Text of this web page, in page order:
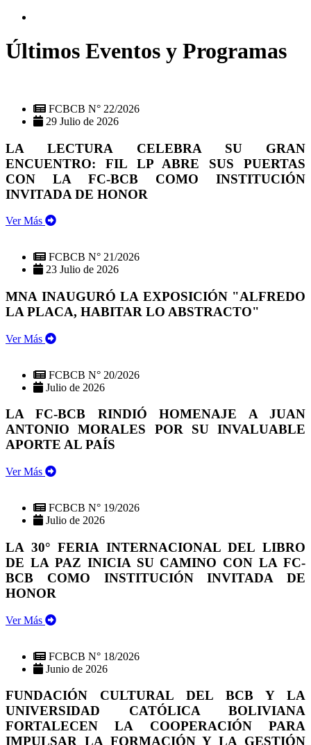
Últimos Eventos y Programas
FCBCB N° 22/2026
29 Julio de 2026
LA LECTURA CELEBRA SU GRAN
ENCUENTRO: FIL LP ABRE SUS PUERTAS
CON LA FC-BCB COMO INSTITUCIÓN
INVITADA DE HONOR
Ver Más
FCBCB N° 21/2026
23 Julio de 2026
MNA INAUGURÓ LA EXPOSICIÓN "ALFREDO
LA PLACA, HABITAR LO ABSTRACTO"
Ver Más
FCBCB N° 20/2026
Julio de 2026
LA FC-BCB RINDIÓ HOMENAJE A JUAN
ANTONIO MORALES POR SU INVALUABLE
APORTE AL PAÍS
Ver Más
FCBCB N° 19/2026
Julio de 2026
LA 30° FERIA INTERNACIONAL DEL LIBRO
DE LA PAZ INICIA SU CAMINO CON LA FC-
BCB COMO INSTITUCIÓN INVITADA DE
HONOR
Ver Más
FCBCB N° 18/2026
Junio de 2026
FUNDACIÓN CULTURAL DEL BCB Y LA
UNIVERSIDAD CATÓLICA BOLIVIANA
FORTALECEN LA COOPERACIÓN PARA
IMPULSAR LA FORMACIÓN Y LA GESTIÓN